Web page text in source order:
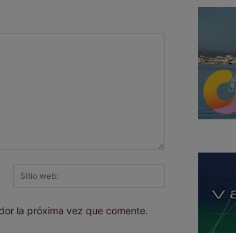
Correo
la próxima vez que comente.